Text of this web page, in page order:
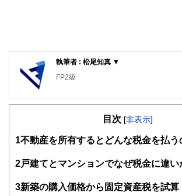
執筆者 : 松尾知真 ▼
FP2級
目次 [非表示]
1 不動産を所有するとどんな税金を払う
2 戸建てとマンションでなぜ税金に違い
3新築の購入価格から固定資産税を試算